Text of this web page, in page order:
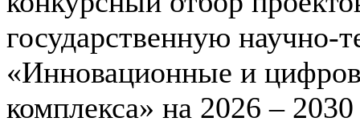
государственную научно-
«Инновационные и
комплекса» на 2026 –